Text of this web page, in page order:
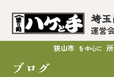
埼
運営
狭山市 を中心に
ブログ